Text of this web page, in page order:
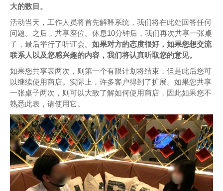
大的数目。
活动当天，工作人员将首先解释系统，我们将在此处回答任何
问题。之后，共享座位。休息10分钟后，我们再次共享一张桌
子，最后举行了听证会。 如果对方的态度很好，如果您想交流
联系人以及您感兴趣的内容，我们将认真听取您的意见。
如果您共享表两次，则第一个有限计划将结束，但是此后您可
以继续使用商店。实际上，许多客户得到了扩展。如果您共享
一张桌子两次，则可以大致了解如何使用商店，因此如果您不
熟悉此表，请使用它。